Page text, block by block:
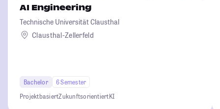
AI Engineering
Technische Universität Clausthal
Clausthal-Zellerfeld
Bachelor
6 Semester
ProjektbasiertZukunftsorientiertKI